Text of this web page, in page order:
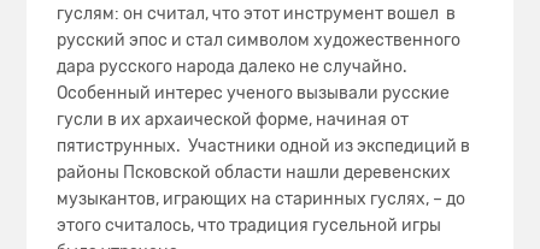
гуслям: он считал, что этот инструмент вошел в
русский эпос и стал символом художественного
дара русского народа далеко не случайно.
Особенный интерес ученого вызывали русские
гусли в их архаической форме, начиная от
пятиструнных. Участники одной из экспедиций в
районы Псковской области нашли деревенских
музыкантов, играющих на старинных гуслях, – до
этого считалось, что традиция гусельной игры